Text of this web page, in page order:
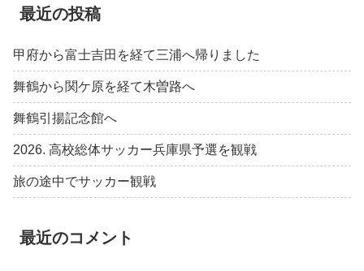
最近の投稿
甲府から富士吉田を経て三浦へ帰りました
舞鶴から関ケ原を経て木曽路へ
舞鶴引揚記念館へ
2026. 高校総体サッカー兵庫県予選を観戦
旅の途中でサッカー観戦
最近のコメント